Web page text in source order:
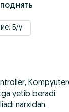
ПОДНЯТЬ
Б/у
yetib beradi.
narxidan.